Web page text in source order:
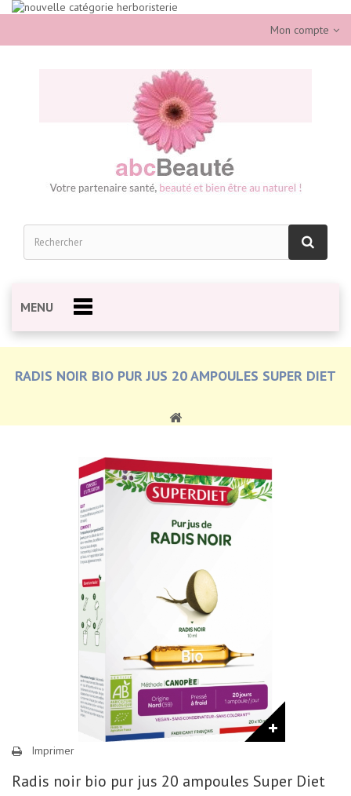
Mon compte
MENU
RADIS NOIR BIO PUR JUS 20 AMPOULES SUPER DIET
Imprimer
Radis noir bio pur jus 20 ampoules Super Diet